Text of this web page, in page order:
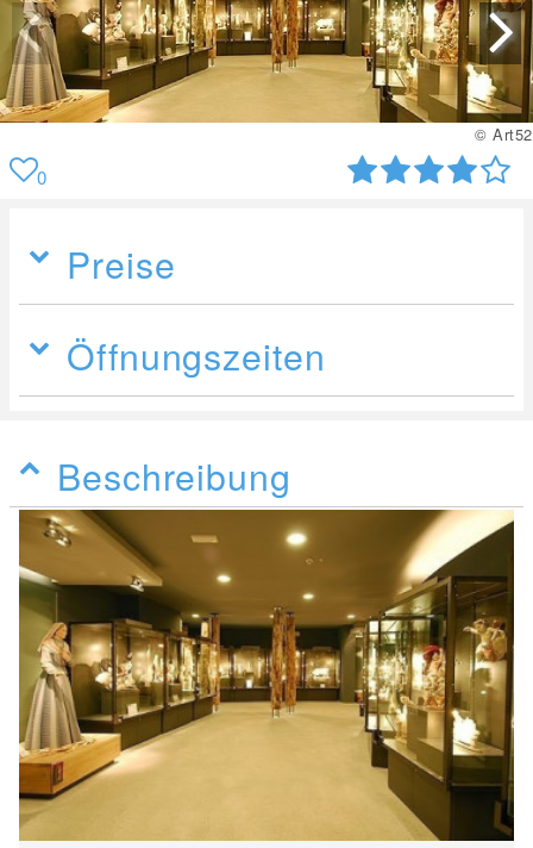
© Art52
0
Preise
Öffnungszeiten
Beschreibung